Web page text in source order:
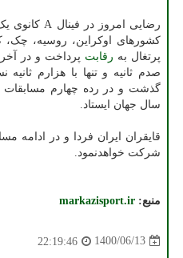
کشورهای اوکراین، روسیه، چک،
پرتغال به رقابت
صدم ثانیه و تنها با هزارم
سال جهان ایستاد.
شرکت خواهدنمود.
منبع: markazisport.ir
1400/06/13
22:19:46